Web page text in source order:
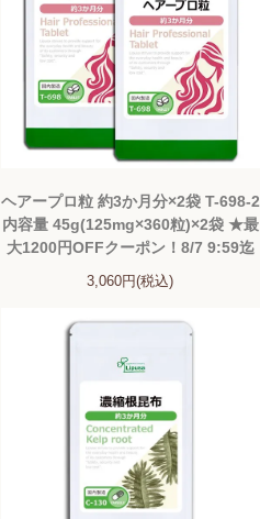
ヘアープロ粒 約3か月分×2袋 T-698-2
内容量 45g(125mg×360粒)×2袋 ★最
大1200円OFFクーポン！8/7 9:59迄
3,060円(税込)